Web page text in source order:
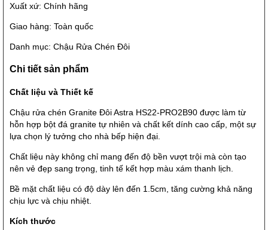
Xuất xứ: Chính hãng
Giao hàng: Toàn quốc
Danh mục: Chậu Rửa Chén Đôi
Chi tiết sản phẩm
Chất liệu và Thiết kế
Chậu rửa chén Granite Đôi Astra HS22-PRO2B90 được làm từ
hỗn hợp bột đá granite tự nhiên và chất kết dính cao cấp, một sự
lựa chọn lý tưởng cho nhà bếp hiện đại.
Chất liệu này không chỉ mang đến độ bền vượt trội mà còn tạo
nên vẻ đẹp sang trọng, tinh tế kết hợp màu xám thanh lịch.
Bề mặt chất liệu có độ dày lên đến 1.5cm, tăng cường khả năng
chịu lực và chịu nhiệt.
Kích thước